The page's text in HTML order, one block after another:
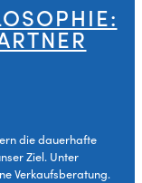
die dauerhafte
Ziel. Unter
Verkaufsberatung.